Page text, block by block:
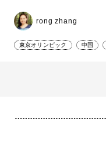
rong zhang
東京オリンピック 中国